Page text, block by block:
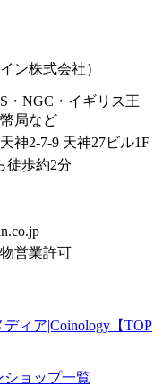
ン株式会社）
・NGC・イギリス王
局など
神2-7-9 天神27ビル1F
徒歩約2分
営業許可
ィア|Coinology【TOP
ョップ一覧